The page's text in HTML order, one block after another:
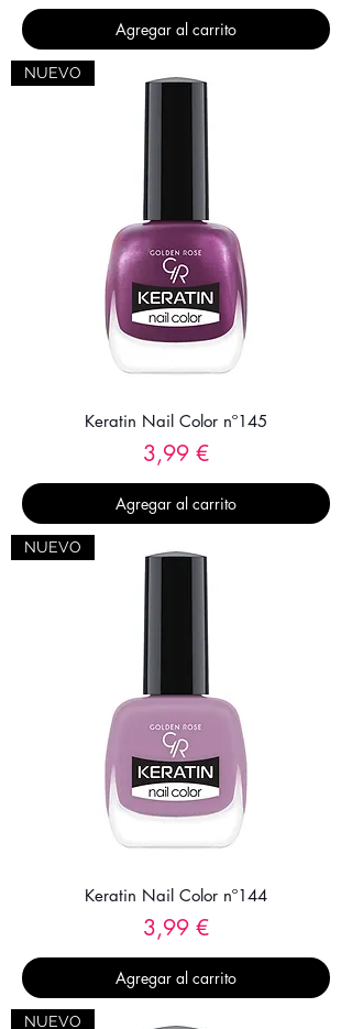
Agregar al carrito
NUEVO
Keratin Nail Color nº145
Precio
3,99 €
Agregar al carrito
NUEVO
Keratin Nail Color nº144
Precio
3,99 €
Agregar al carrito
NUEVO